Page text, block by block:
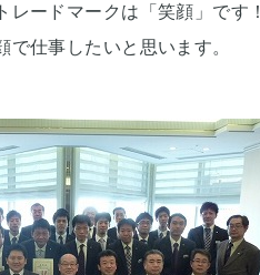
レードマークは「笑顔」です！
仕事したいと思います。